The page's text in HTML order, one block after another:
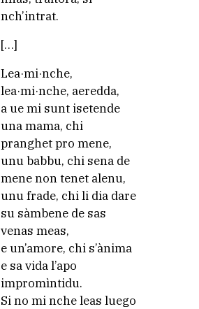
nch’intrat.
[…]
Lea·mi·nche,
lea·mi·nche, aeredda,
a ue mi sunt isetende
una mama, chi
pranghet pro mene,
unu babbu, chi sena de
mene non tenet alenu,
unu frade, chi li dia dare
su sàmbene de sas
venas meas,
e un’amore, chi s’ànima
e sa vida l’apo
impromìntidu.
Si no mi nche leas luego